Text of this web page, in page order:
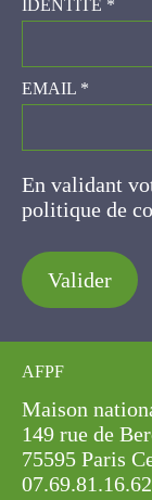
EMAIL*
En validant
politique de
Valider
AFPF
Maison
149 rue de
75595 Paris
07.69.81.16.62